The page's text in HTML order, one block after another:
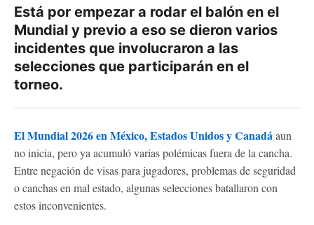
Está por empezar a rodar el balón en el
Mundial y previo a eso se dieron varios
incidentes que involucraron a las
selecciones que participarán en el
torneo.
El Mundial 2026 en México, Estados Unidos y Canadáaun
no inicia, pero ya acumuló varias polémicas fuera de la cancha.
Entre negación de visas para jugadores, problemas de seguridad
o canchas en mal estado, algunas selecciones batallaron con
estos inconvenientes.